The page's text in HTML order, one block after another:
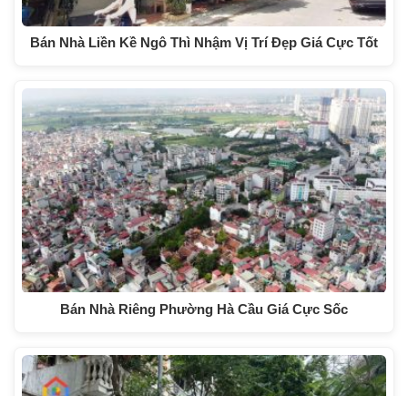
Bán Nhà Liền Kề Ngô Thì Nhậm Vị Trí Đẹp Giá Cực Tốt
Bán Nhà Riêng Phường Hà Cầu Giá Cực Sốc